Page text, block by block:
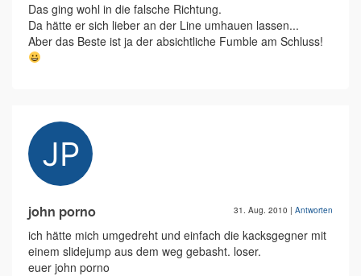
Das ging wohl in die falsche Richtung.
Da hätte er sich lieber an der Line umhauen lassen...
Aber das Beste ist ja der absichtliche Fumble am Schluss!
john porno 31. Aug. 2010 | Antworten
ich hätte mich umgedreht und einfach die kacksgegner mit
einem slidejump aus dem weg gebasht. loser.
euer john porno